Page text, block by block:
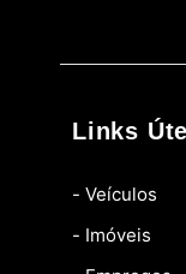
Links
- Veículos
- Imóveis